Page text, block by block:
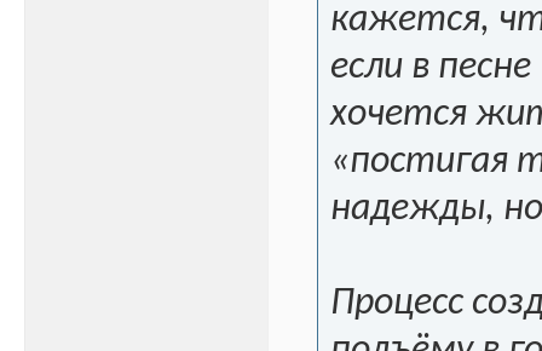
кажется,
если в
хочется
«постигая
надежды,
Процесс